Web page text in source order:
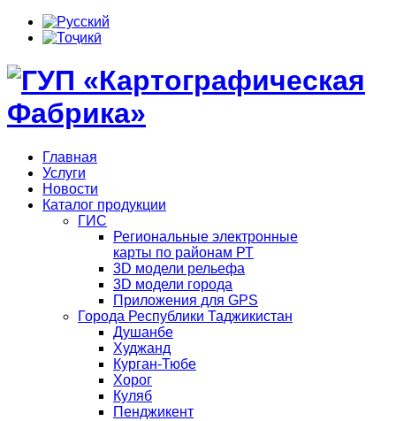
Главная
Услуги
Новости
Каталог продукции
ГИС
Региональные электронные
карты по районам РТ
3D модели рельефа
3D модели города
Приложения для GPS
Города Республики Таджикистан
Душанбе
Худжанд
Курган-Тюбе
Хорог
Куляб
Пенджикент